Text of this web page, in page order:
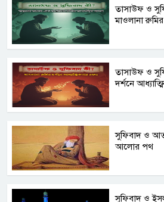
তাসাউফ ও
মাওলানা
তাসাউফ ও
দর্শনে
সুফিবাদ ও
আলোর পথ
সুফিবাদ ও